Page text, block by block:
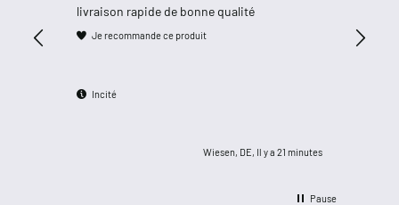
livraison rapide de bonne qualité
Je recommande ce produit
Incité
Wiesen, DE, Il y a 21 minutes
Pause